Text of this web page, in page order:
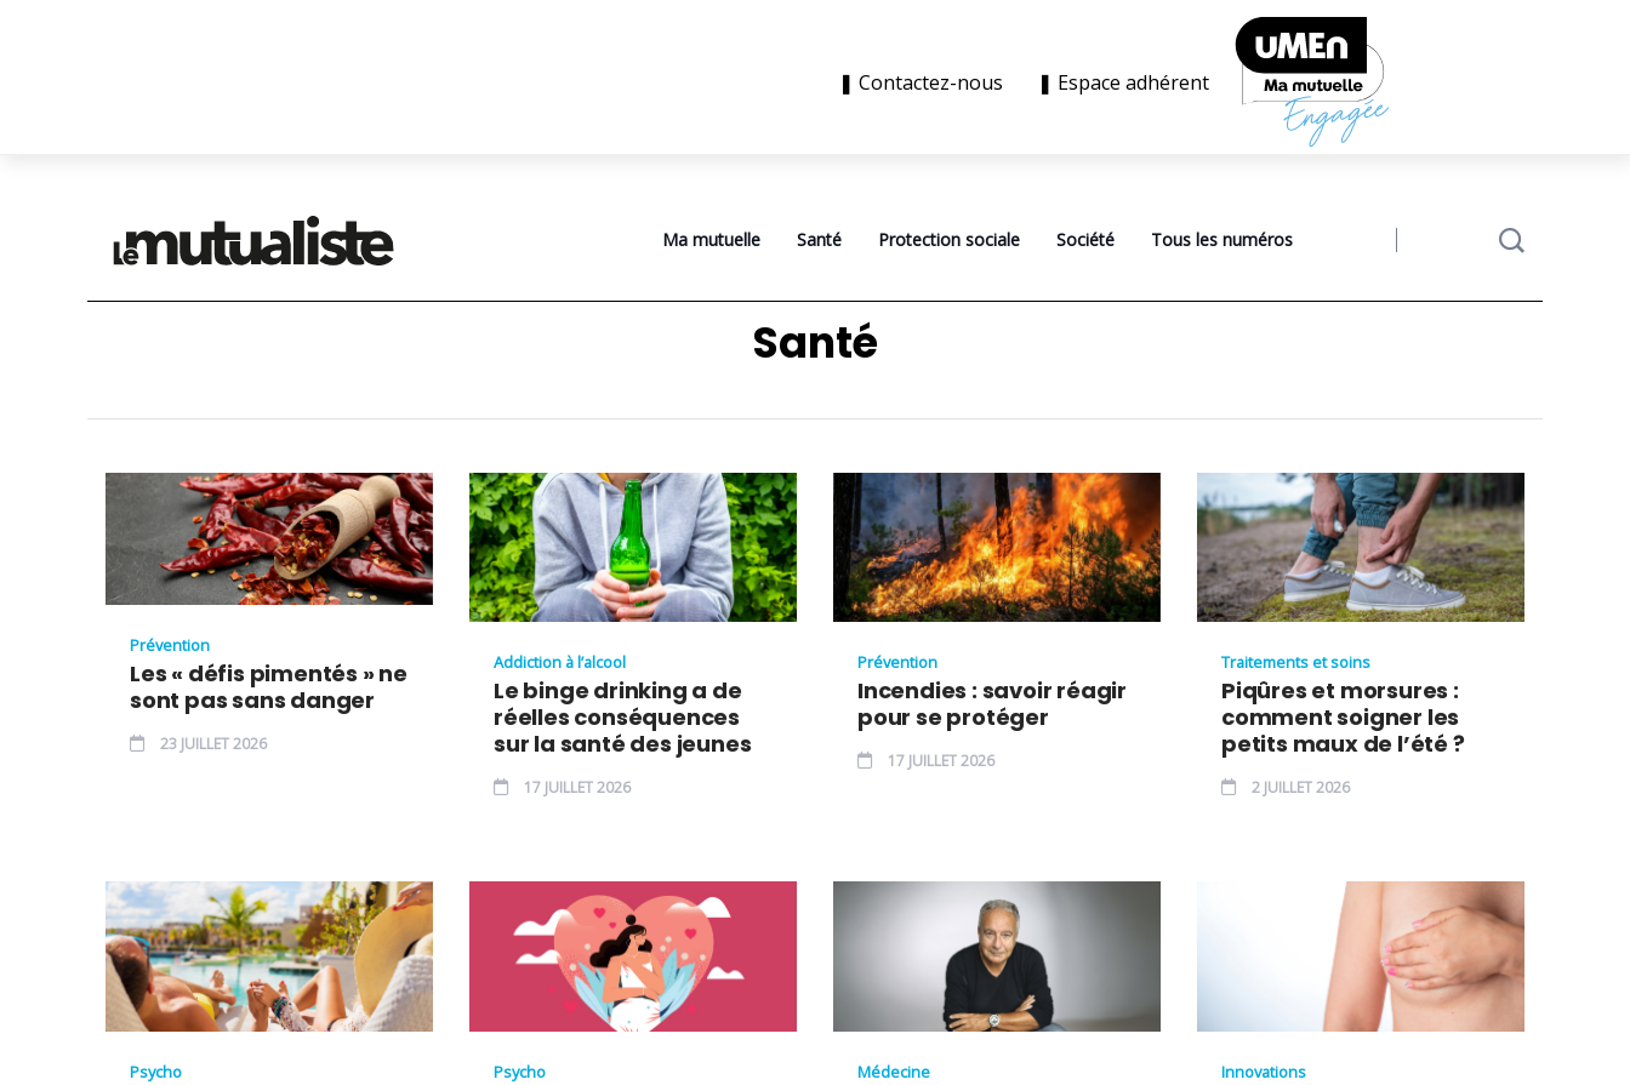
❚ Contactez-nous ❚ Espace adhérent
Ma mutuelle Santé Protection sociale Société Tous les numéros
Santé
Prévention
Les « défis pimentés » ne
sont pas sans danger
23 JUILLET 2026
Addiction à l’alcool
Le binge drinking a de
réelles conséquences
sur la santé des jeunes
17 JUILLET 2026
Prévention
Incendies : savoir réagir
pour se protéger
17 JUILLET 2026
Traitements et soins
Piqûres et morsures :
comment soigner les
petits maux de l’été ?
2 JUILLET 2026
Psycho Psycho Médecine Innovations